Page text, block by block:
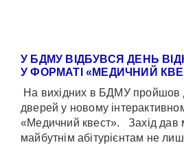
У БДМУ ВІДБУВСЯ ДЕНЬ
У ФОРМАТІ «МЕДИЧНИЙ
На вихідних в БДМУ пройшов
дверей у новому
«Медичний квест». Захід дав
майбутнім абітурієнтам не